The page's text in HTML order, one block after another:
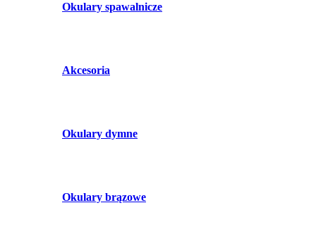
Okulary spawalnicze
Akcesoria
Okulary dymne
Okulary brązowe